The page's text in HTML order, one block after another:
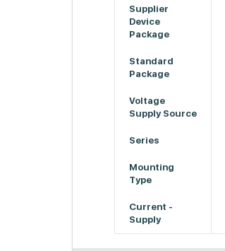
Supplier
Device
Package
Standard
Package
Voltage
Supply Source
Series
Mounting
Type
Current -
Supply